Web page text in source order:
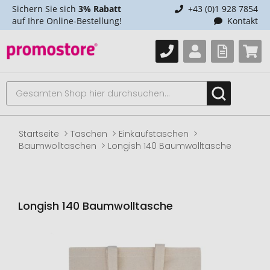
Sichern Sie sich 3% Rabatt
auf Ihre Online-Bestellung!
+43 (0)1 928 7854
Kontakt
Startseite Taschen
Einkaufstaschen
Baumwolltaschen
Longish 140 Baumwolltasche
Longish 140 Baumwolltasche